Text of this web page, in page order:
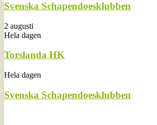
Svenska Schapendoesklubben
2 augusti
Hela dagen
Torslanda HK
Hela dagen
Svenska Schapendoesklubben